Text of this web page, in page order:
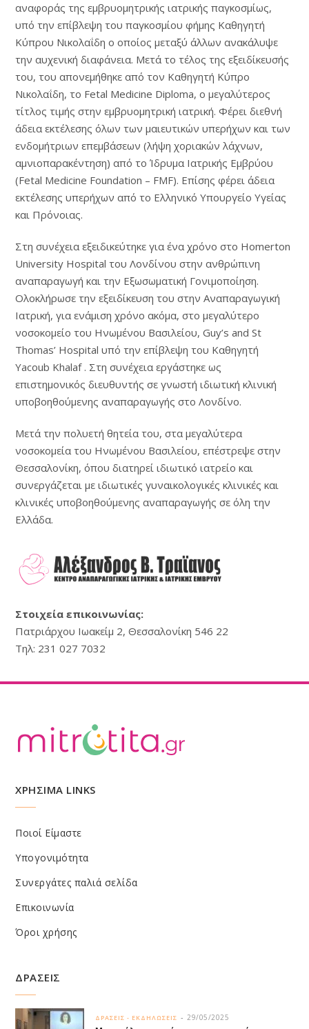
αναφοράς της εμβρυομητρικής ιατρικής παγκοσμίως,
υπό την επίβλεψη του παγκοσμίου φήμης Καθηγητή
Κύπρου Νικολαΐδη ο οποίος μεταξύ άλλων ανακάλυψε
την αυχενική διαφάνεια. Μετά το τέλος της εξειδίκευσής
του, του απονεμήθηκε από τον Καθηγητή Κύπρο
Νικολαΐδη, το Fetal Medicine Diploma, ο μεγαλύτερος
τίτλος τιμής στην εμβρυομητρική ιατρική. Φέρει διεθνή
άδεια εκτέλεσης όλων των μαιευτικών υπερήχων και των
ενδομήτριων επεμβάσεων (λήψη χοριακών λάχνων,
αμνιοπαρακέντηση) από το Ίδρυμα Ιατρικής Εμβρύου
(Fetal Medicine Foundation – FMF). Επίσης φέρει άδεια
εκτέλεσης υπερήχων από το Ελληνικό Υπουργείο Υγείας
και Πρόνοιας.
Στη συνέχεια εξειδικεύτηκε για ένα χρόνο στο Homerton
University Hospital του Λονδίνου στην ανθρώπινη
αναπαραγωγή και την Εξωσωματική Γονιμοποίηση.
Ολοκλήρωσε την εξειδίκευση του στην Αναπαραγωγική
Ιατρική, για ενάμιση χρόνο ακόμα, στο μεγαλύτερο
νοσοκομείο του Ηνωμένου Βασιλείου, Guy’s and St
Thomas’ Hospital υπό την επίβλεψη του Καθηγητή
Yacoub Khalaf . Στη συνέχεια εργάστηκε ως
επιστημονικός διευθυντής σε γνωστή ιδιωτική κλινική
υποβοηθούμενης αναπαραγωγής στο Λονδίνο.
Μετά την πολυετή θητεία του, στα μεγαλύτερα
νοσοκομεία του Ηνωμένου Βασιλείου, επέστρεψε στην
Θεσσαλονίκη, όπου διατηρεί ιδιωτικό ιατρείο και
συνεργάζεται με ιδιωτικές γυναικολογικές κλινικές και
κλινικές υποβοηθούμενης αναπαραγωγής σε όλη την
Ελλάδα.
Στοιχεία επικοινωνίας:
Πατριάρχου Ιωακείμ 2, Θεσσαλονίκη 546 22
Τηλ: 231 027 7032
ΧΡΗΣΙΜΑ LINKS
Ποιοί Είμαστε
Υπογονιμότητα
Συνεργάτες παλιά σελίδα
Επικοινωνία
Όροι χρήσης
ΔΡΑΣΕΙΣ
ΔΡΑΣΕΙΣ - ΕΚΔΗΛΩΣΕΙΣ 29/05/2025